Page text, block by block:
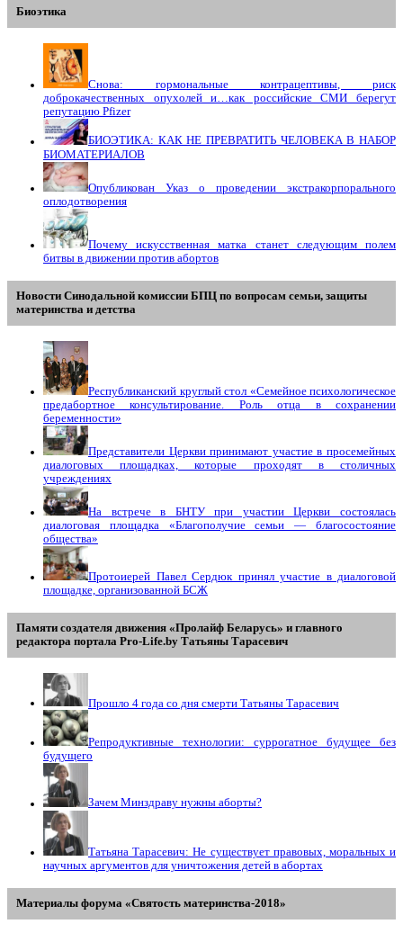
Биоэтика
Снова: гормональные контрацептивы, риск
доброкачественных опухолей и…как российские СМИ берегут
репутацию Pfizer
БИОЭТИКА: КАК НЕ ПРЕВРАТИТЬ ЧЕЛОВЕКА В НАБОР
БИОМАТЕРИАЛОВ
Опубликован Указ о проведении экстракорпорального
оплодотворения
Почему искусственная матка станет следующим полем
битвы в движении против абортов
Новости Синодальной комиссии БПЦ по вопросам семьи, защиты
материнства и детства
Республиканский круглый стол «Семейное психологическое
предабортное консультирование. Роль отца в сохранении
беременности»
Представители Церкви принимают участие в просемейных
диалоговых площадках, которые проходят в столичных
учреждениях
На встрече в БНТУ при участии Церкви состоялась
диалоговая площадка «Благополучие семьи — благосостояние
общества»
Протоиерей Павел Сердюк принял участие в диалоговой
площадке, организованной БСЖ
Памяти создателя движения «Пролайф Беларусь» и главного
редактора портала Pro-Life.by Tатьяны Tарасевич
Прошло 4 года со дня смерти Татьяны Тарасевич
Репродуктивные технологии: суррогатное будущее без
будущего
Зачем Минздраву нужны аборты?
Татьяна Тарасевич: Не существует правовых, моральных и
научных аргументов для уничтожения детей в абортах
Материалы форума «Святость материнства-2018»